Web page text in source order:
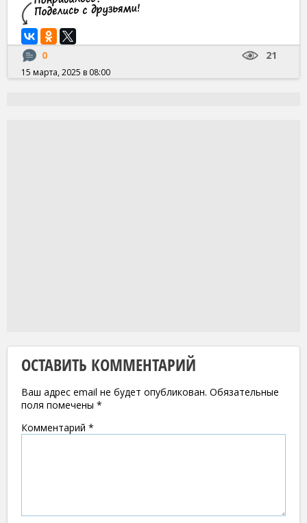
0 21
15 марта, 2025 в 08:00
ОСТАВИТЬ КОММЕНТАРИЙ
Ваш адрес email не будет опубликован. Обязательные
поля помечены *
Комментарий *